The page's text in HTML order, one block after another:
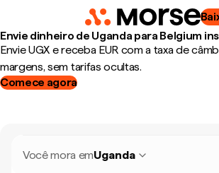
Envie dinheiro de Uganda para Belgium
Envie UGX e receba EUR com a taxa de
margens, sem tarifas ocultas.
Comece agora
Você mora emUganda